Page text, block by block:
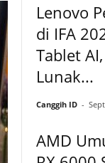
Lenovo
di IFA
Tablet
Lunak...
Canggih ID -
AMD